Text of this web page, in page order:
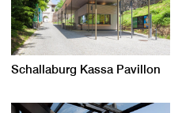
Schallaburg Kassa Pavillon